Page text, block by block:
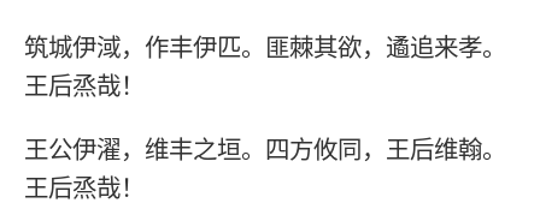
筑城伊淢，作丰伊匹。匪棘其欲，遹追来孝。
王后烝哉！
王公伊濯，维丰之垣。四方攸同，王后维翰。
王后烝哉！